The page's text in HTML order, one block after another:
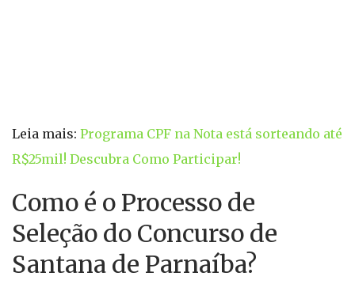
Leia mais: Programa CPF na Nota está sorteando até
R$25mil! Descubra Como Participar!
Como é o Processo de
Seleção do Concurso de
Santana de Parnaíba?